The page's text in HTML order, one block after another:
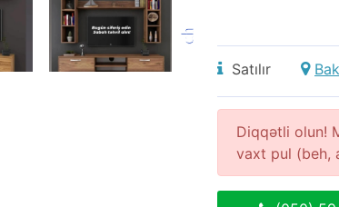
Satılır
Diqqətli olun!
vaxt pul (beh,